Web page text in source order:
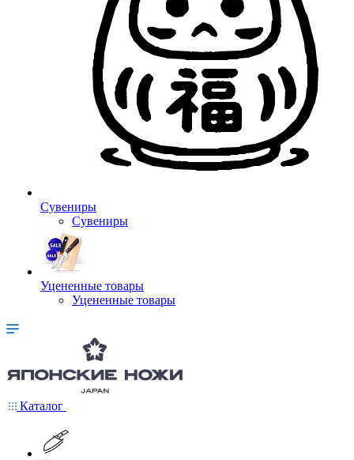
Сувениры
Сувениры
Уцененные товары
Уцененные товары
Каталог